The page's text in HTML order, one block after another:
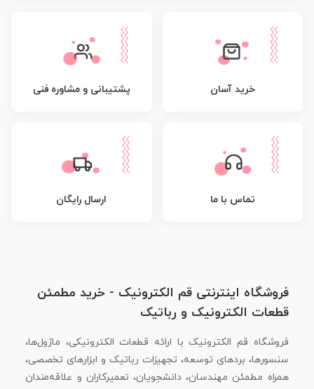
خرید آسان پشتیبانی و مشاوره فنی
تماس با ما ارسال رایگان
فروشگاه اینترنتی قم الکترونیک - خرید مطمئن
قطعات الکترونیک و رباتیک
فروشگاه قم الکترونیک با ارائه قطعات الکترونیکی، ماژول‌ها،
سنسورها، بردهای توسعه، تجهیزات رباتیک و ابزارهای تخصصی،
همراه مطمئن مهندسان، دانشجویان، تعمیرکاران و علاقه‌مندان